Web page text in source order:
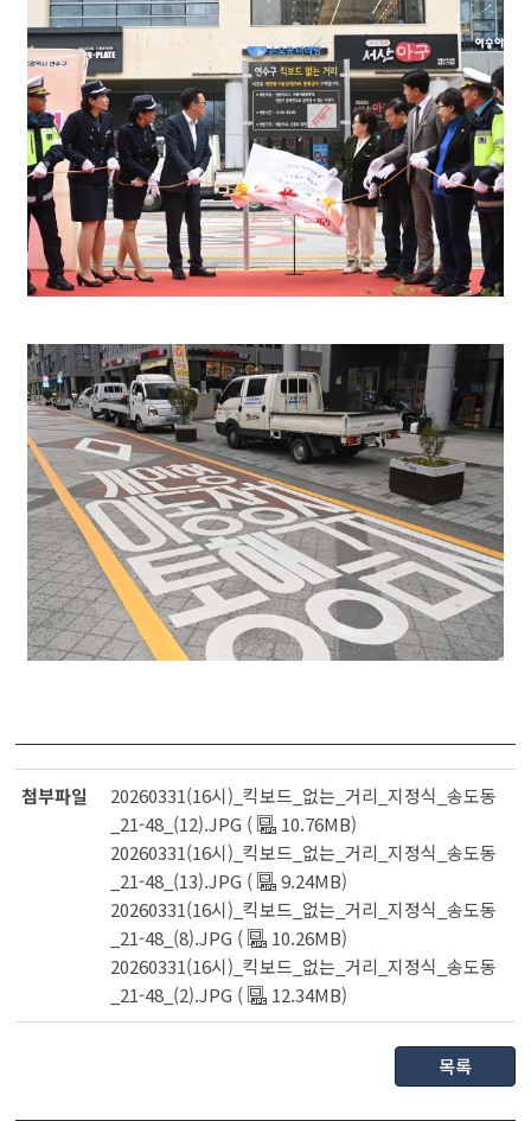
첨부파일
20260331(16시)_킥보드_없는_거리_지정식_송도동
_21-48_(12).JPG (
10.76MB)
20260331(16시)_킥보드_없는_거리_지정식_송도동
_21-48_(13).JPG (
9.24MB)
20260331(16시)_킥보드_없는_거리_지정식_송도동
_21-48_(8).JPG (
10.26MB)
20260331(16시)_킥보드_없는_거리_지정식_송도동
_21-48_(2).JPG (
12.34MB)
목록